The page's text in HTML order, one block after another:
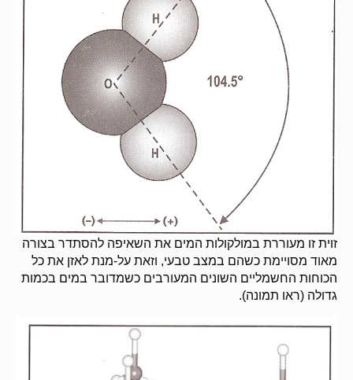
זוית זו מעוררת במולקולות המים את השאיפה להסתדר בצורה
מאוד מסויימת כשהם במצב טבעי, וזאת על-מנת לאזן את כל
הכוחות החשמליים השונים המעורבים כשמדובר במים בכמות
גדולה (ראו תמונה).